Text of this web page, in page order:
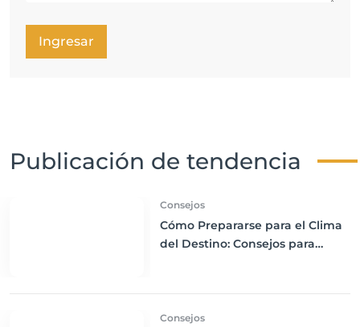
Ingresar
Publicación de tendencia
Consejos
Cómo Prepararse para el Clima
del Destino: Consejos para
Consejos